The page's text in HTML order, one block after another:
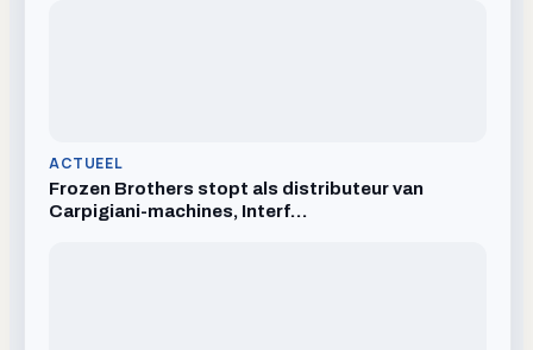
ACTUEEL
Frozen Brothers stopt als distributeur van
Carpigiani-machines, Interf…